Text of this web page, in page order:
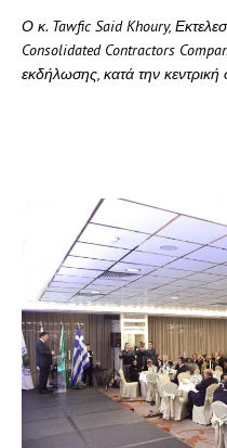
Ο κ. Tawfic Said Khoury,
Consolidated Contractors
εκδήλωσης, κατά την κεντρική